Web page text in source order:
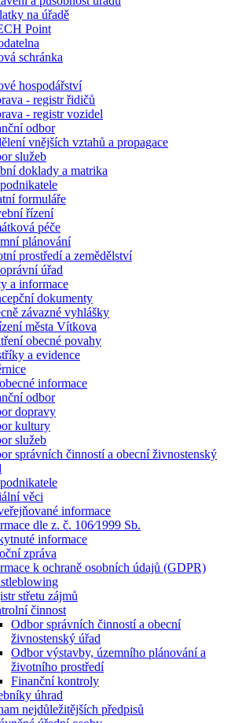
na úřadě
Point
schránka
hospodářství
- registr řidičů
- registr vozidel
odbor
vnějších vztahů a propagace
služeb
doklady a matrika
formuláře
řízení
péče
plánování
prostředí a zemědělství
úřad
a informace
dokumenty
závazné vyhlášky
města Vítkova
obecné povahy
a evidence
informace
odbor
dopravy
kultury
služeb
správních činností a obecní živnostenský
věci
informace
dle z. č. 106⁄1999 Sb.
informace
zpráva
k ochraně osobních údajů (GDPR)
střetu zájmů
činnost
Odbor správních činností a obecní
živnostenský úřad
Odbor výstavby, územního plánování a
životního prostředí
Finanční kontroly
úhrad
nejdůležitějších předpisů